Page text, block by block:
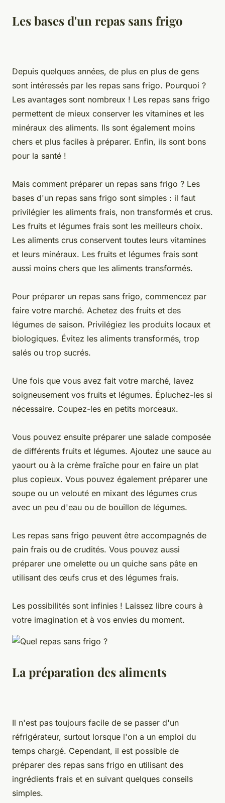
Les bases d'un repas sans frigo
Depuis quelques années, de plus en plus de gens
sont intéressés par les repas sans frigo. Pourquoi ?
Les avantages sont nombreux ! Les repas sans frigo
permettent de mieux conserver les vitamines et les
minéraux des aliments. Ils sont également moins
chers et plus faciles à préparer. Enfin, ils sont bons
pour la santé !
Mais comment préparer un repas sans frigo ? Les
bases d'un repas sans frigo sont simples : il faut
privilégier les aliments frais, non transformés et crus.
Les fruits et légumes frais sont les meilleurs choix.
Les aliments crus conservent toutes leurs vitamines
et leurs minéraux. Les fruits et légumes frais sont
aussi moins chers que les aliments transformés.
Pour préparer un repas sans frigo, commencez par
faire votre marché. Achetez des fruits et des
légumes de saison. Privilégiez les produits locaux et
biologiques. Évitez les aliments transformés, trop
salés ou trop sucrés.
Une fois que vous avez fait votre marché, lavez
soigneusement vos fruits et légumes. Épluchez-les si
nécessaire. Coupez-les en petits morceaux.
Vous pouvez ensuite préparer une salade composée
de différents fruits et légumes. Ajoutez une sauce au
yaourt ou à la crème fraîche pour en faire un plat
plus copieux. Vous pouvez également préparer une
soupe ou un velouté en mixant des légumes crus
avec un peu d'eau ou de bouillon de légumes.
Les repas sans frigo peuvent être accompagnés de
pain frais ou de crudités. Vous pouvez aussi
préparer une omelette ou un quiche sans pâte en
utilisant des œufs crus et des légumes frais.
Les possibilités sont infinies ! Laissez libre cours à
votre imagination et à vos envies du moment.
La préparation des aliments
Il n'est pas toujours facile de se passer d'un
réfrigérateur, surtout lorsque l'on a un emploi du
temps chargé. Cependant, il est possible de
préparer des repas sans frigo en utilisant des
ingrédients frais et en suivant quelques conseils
simples.